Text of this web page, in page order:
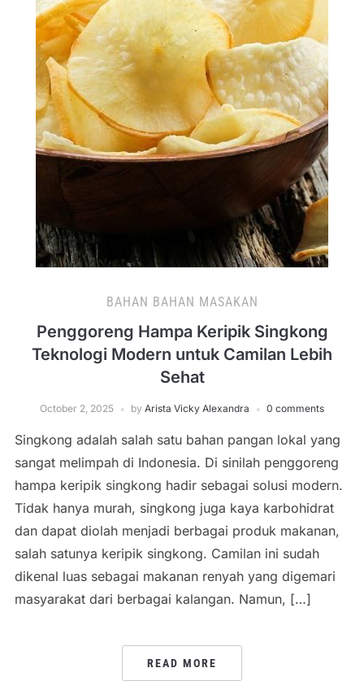
BAHAN BAHAN MASAKAN
Penggoreng Hampa Keripik Singkong
Teknologi Modern untuk Camilan Lebih
Sehat
October 2, 2025 by Arista Vicky Alexandra 0 comments
Singkong adalah salah satu bahan pangan lokal yang
sangat melimpah di Indonesia. Di sinilah penggoreng
hampa keripik singkong hadir sebagai solusi modern.
Tidak hanya murah, singkong juga kaya karbohidrat
dan dapat diolah menjadi berbagai produk makanan,
salah satunya keripik singkong. Camilan ini sudah
dikenal luas sebagai makanan renyah yang digemari
masyarakat dari berbagai kalangan. Namun, […]
READ MORE